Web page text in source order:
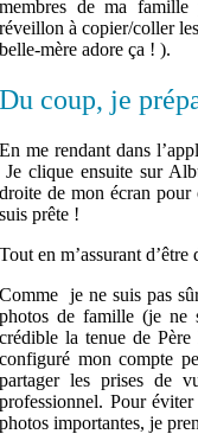
membres de ma
réveillon à copier/coller
belle-mère adore ça ! ).
Du coup, je
En me rendant dans
Je clique ensuite sur
droite de mon écran
suis prête !
Tout en m’assurant
Comme je ne suis pas
photos de famille (je ne
crédible la tenue de
configuré mon compte
partager les prises de
professionnel. Pour
photos importantes, je